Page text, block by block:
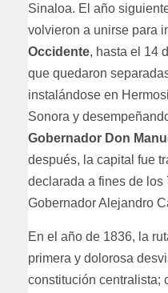
Sinaloa. El año
volvieron a unirse para
Occidente, hasta el 14
que quedaron
instalándose en
Sonora y
Gobernador Don
después, la capital fue
declarada a fines de los
Gobernador Alejandro
En el año de 1836, la
primera y dolorosa
constitución centralista;